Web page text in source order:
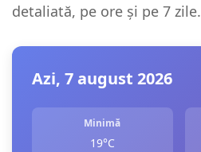
detaliată, pe ore și pe 7 zile.
Azi, 7 august 2026
Minimă
19°C